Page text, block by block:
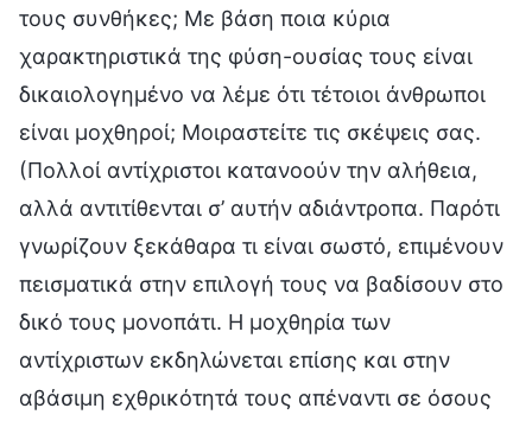
τους συνθήκες; Με βάση ποια κύρια
χαρακτηριστικά της φύση-ουσίας τους είναι
δικαιολογημένο να λέμε ότι τέτοιοι άνθρωποι
είναι μοχθηροί; Μοιραστείτε τις σκέψεις σας.
(Πολλοί αντίχριστοι κατανοούν την αλήθεια,
αλλά αντιτίθενται σ’ αυτήν αδιάντροπα. Παρότι
γνωρίζουν ξεκάθαρα τι είναι σωστό, επιμένουν
πεισματικά στην επιλογή τους να βαδίσουν στο
δικό τους μονοπάτι. Η μοχθηρία των
αντίχριστων εκδηλώνεται επίσης και στην
αβάσιμη εχθρικότητά τους απέναντι σε όσους